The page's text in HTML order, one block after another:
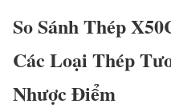
So SánhThép
Các Loại Thép
Nhược Điểm